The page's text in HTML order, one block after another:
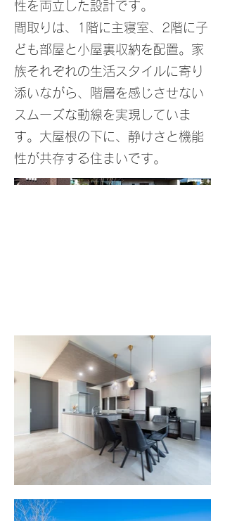
性を両立した設計です。
間取りは、1階に主寝室、2階に子
ども部屋と小屋裏収納を配置。家
族それぞれの生活スタイルに寄り
添いながら、階層を感じさせない
スムーズな動線を実現していま
す。大屋根の下に、静けさと機能
性が共存する住まいです。